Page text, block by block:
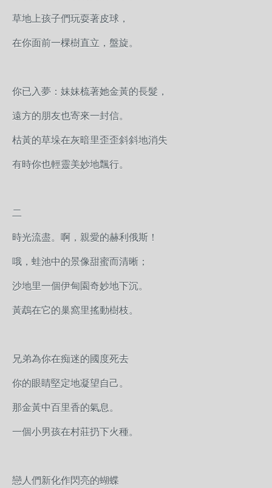
草地上孩子們玩耍著皮球，
在你面前一棵樹直立，盤旋。
你已入夢：妹妹梳著她金黃的長髮，
遠方的朋友也寄來一封信。
枯黃的草垛在灰暗里歪歪斜斜地消失
有時你也輕靈美妙地飄行。
二
時光流盡。啊，親愛的赫利俄斯！
哦，蛙池中的景像甜蜜而清晰；
沙地里一個伊甸園奇妙地下沉。
黃鵡在它的巢窩里搖動樹枝。
兄弟為你在痴迷的國度死去
你的眼睛堅定地凝望自己。
那金黃中百里香的氣息。
一個小男孩在村莊扔下火種。
戀人們新化作閃亮的蝴蝶